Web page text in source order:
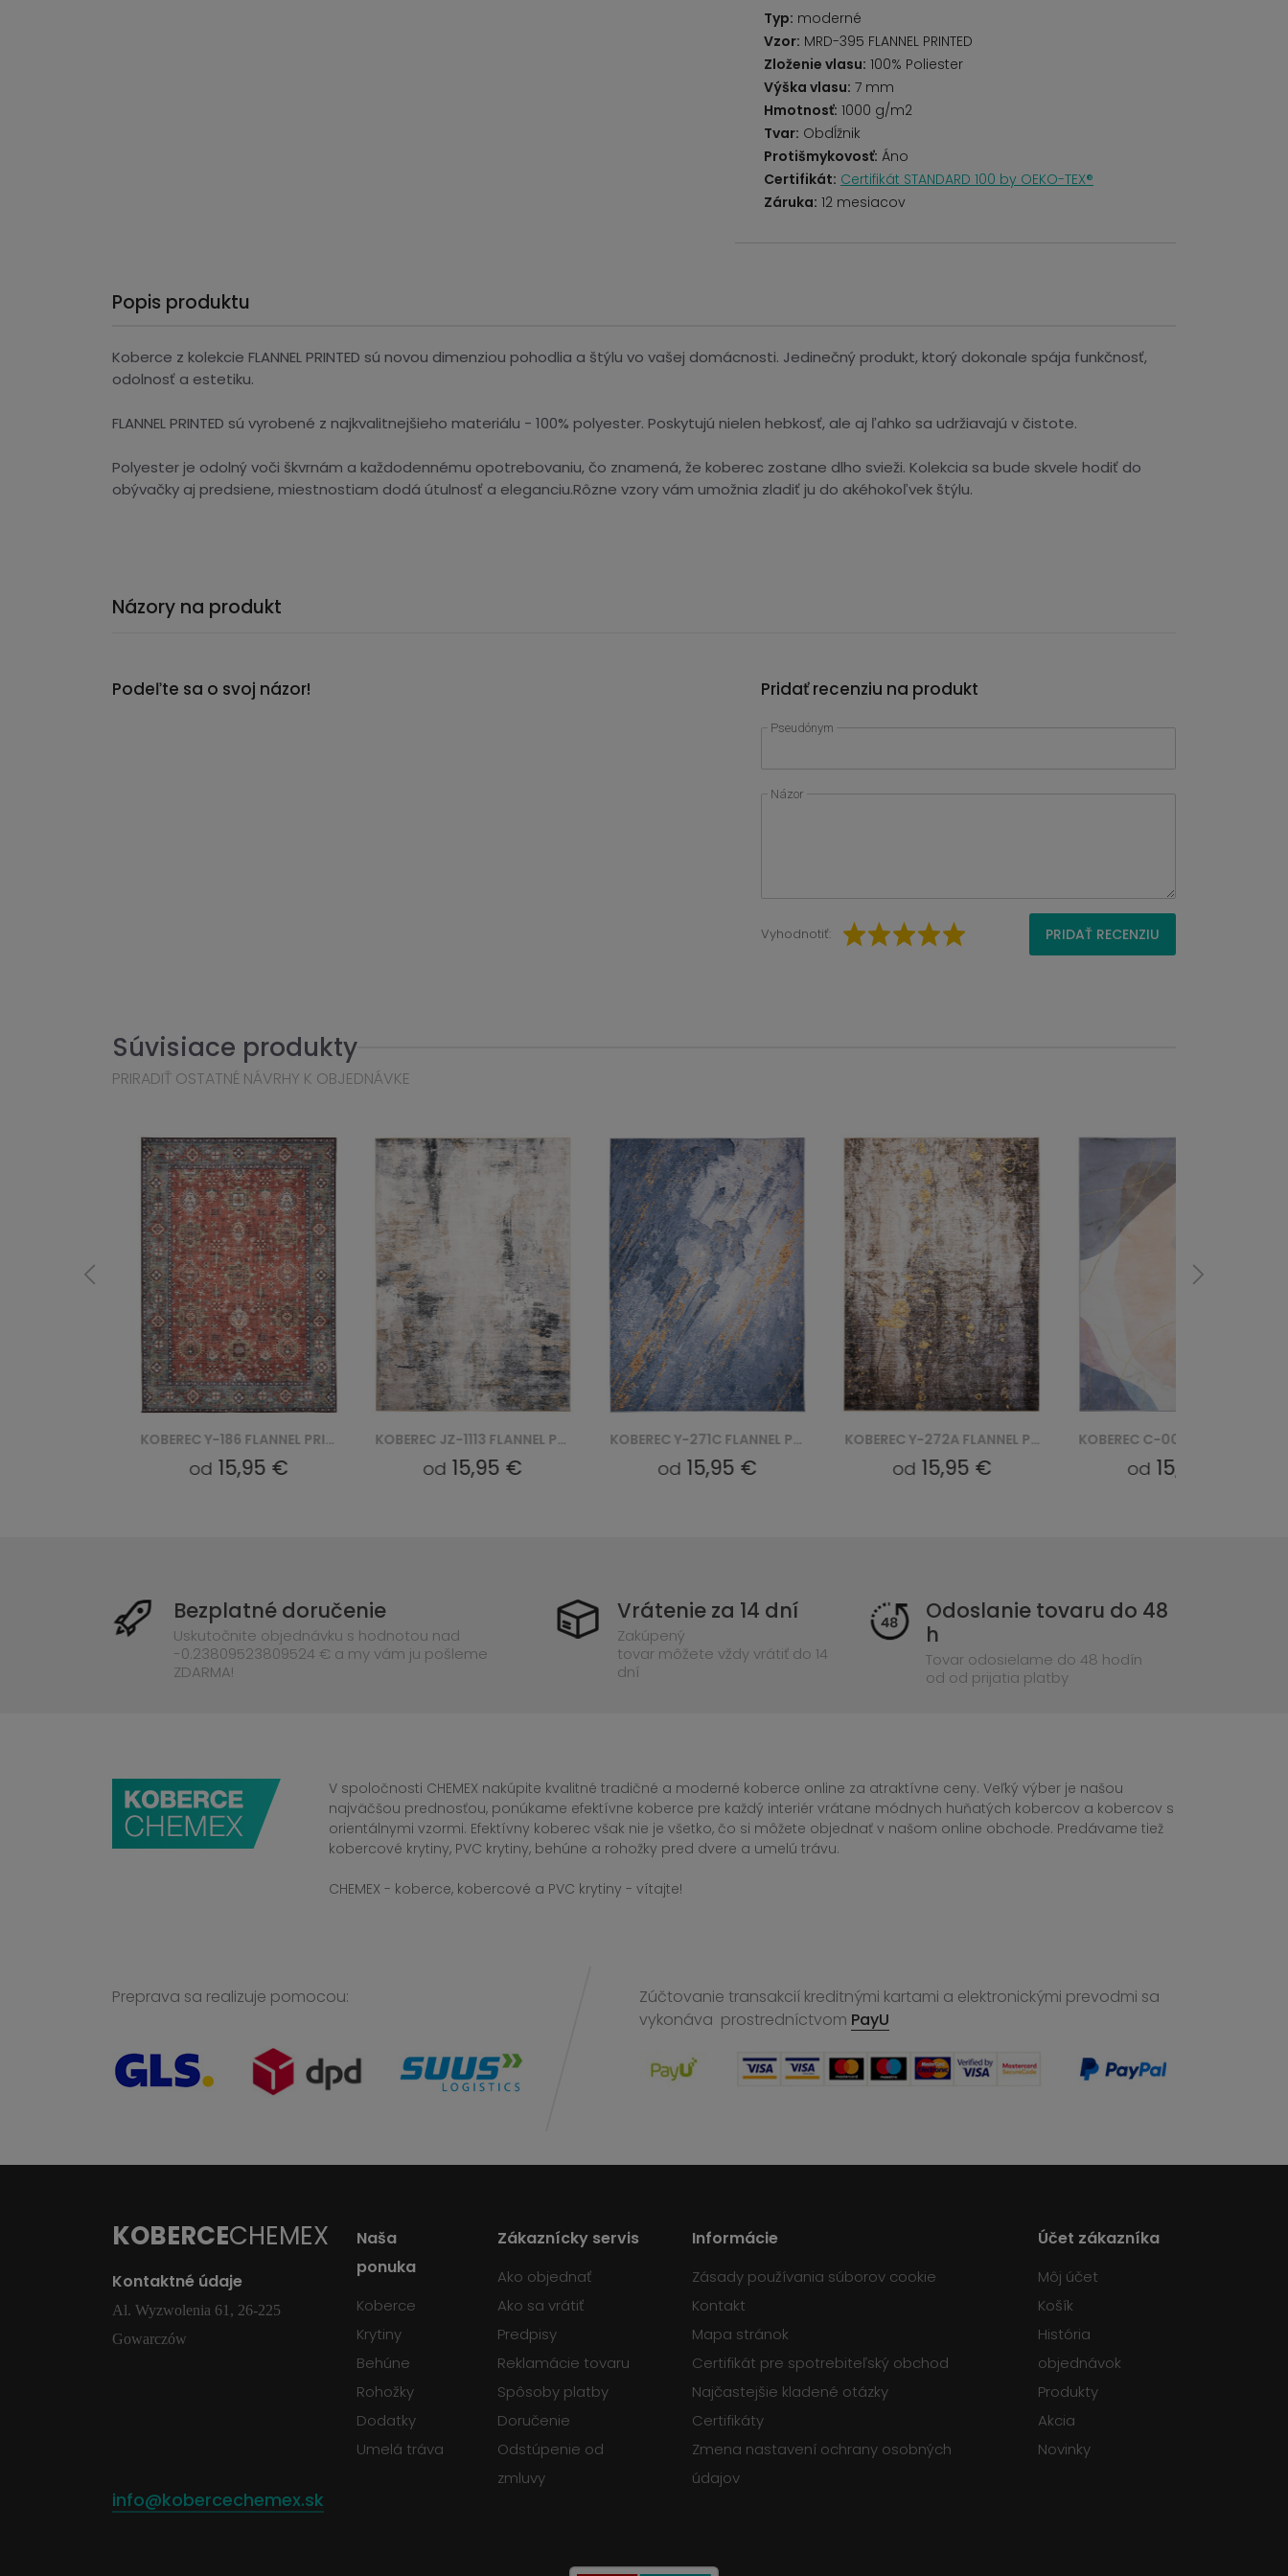
Typ: moderné
Vzor: MRD-395 FLANNEL PRINTED
Zloženie vlasu: 100% Poliester
Výška vlasu: 7 mm
Hmotnosť: 1000 g/m2
Tvar: Obdĺžnik
Protišmykovosť: Áno
Certifikát: Certifikát STANDARD 100 by OEKO-TEX®
Záruka: 12 mesiacov
Popis produktu
Koberce z kolekcie FLANNEL PRINTED sú novou dimenziou pohodlia a štýlu vo vašej domácnosti. Jedinečný produkt, ktorý dokonale spája funkčnosť,
odolnosť a estetiku.
FLANNEL PRINTED sú vyrobené z najkvalitnejšieho materiálu - 100% polyester. Poskytujú nielen hebkosť, ale aj ľahko sa udržiavajú v čistote.
Polyester je odolný voči škvrnám a každodennému opotrebovaniu, čo znamená, že koberec zostane dlho svieži. Kolekcia sa bude skvele hodiť do
obývačky aj predsiene, miestnostiam dodá útulnosť a eleganciu.Rôzne vzory vám umožnia zladiť ju do akéhokoľvek štýlu.
Názory na produkt
Podeľte sa o svoj názor! Pridať recenziu na produkt
Pseudónym
Názor
Vyhodnotiť: PRIDAŤ RECENZIU
Súvisiace produkty
PRIRADIŤ OSTATNÉ NÁVRHY K OBJEDNÁVKE
KOBEREC Y-186 FLANNEL PRINTED
od15,95 €
KOBEREC JZ-1113 FLANNEL PRINTED
od15,95 €
KOBEREC Y-271C FLANNEL PRINTED
od15,95 €
KOBEREC Y-272A FLANNEL PRINTED
od15,95 € od15,95 €
Bezplatné doručenie
Uskutočnite objednávku s hodnotou nad
-0.23809523809524 € a my vám ju pošleme
ZDARMA!
Vrátenie za 14 dní
Zakúpený
tovar môžete vždy vrátiť do 14
dní
Odoslanie tovaru do 48
h
Tovar odosielame do 48 hodín
od od prijatia platby
V spoločnosti CHEMEX nakúpite kvalitné tradičné a moderné koberce online za atraktívne ceny. Veľký výber je našou
najväčšou prednosťou, ponúkame efektívne koberce pre každý interiér vrátane módnych huňatých kobercov a kobercov s
orientálnymi vzormi. Efektívny koberec však nie je všetko, čo si môžete objednať v našom online obchode. Predávame tiež
kobercové krytiny, PVC krytiny, behúne a rohožky pred dvere a umelú trávu.
CHEMEX - koberce, kobercové a PVC krytiny - vítajte!
Preprava sa realizuje pomocou:
Zúčtovanie transakcií kreditnými kartami a elektronickými prevodmi sa
vykonáva prostredníctvom PayU
KOBERCECHEMEX
Kontaktné údaje
Al. Wyzwolenia 61, 26-225
Gowarczów
info@kobercechemex.sk
Naša
ponuka
Koberce
Krytiny
Behúne
Rohožky
Dodatky
Umelá tráva
Zákaznícky servis
Ako objednať
Ako sa vrátiť
Predpisy
Reklamácie tovaru
Spôsoby platby
Doručenie
Odstúpenie od
zmluvy
Informácie
Zásady používania súborov cookie
Kontakt
Mapa stránok
Certifikát pre spotrebiteľský obchod
Najčastejšie kladené otázky
Certifikáty
Zmena nastavení ochrany osobných
údajov
Účet zákazníka
Môj účet
Košík
História
objednávok
Produkty
Akcia
Novinky